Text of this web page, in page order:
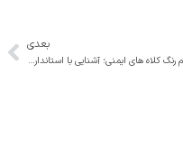
بعدی
مفهوم رنگ کلاه های ایمنی؛ آشنایی با استانداردها و معنای هر رنگ!